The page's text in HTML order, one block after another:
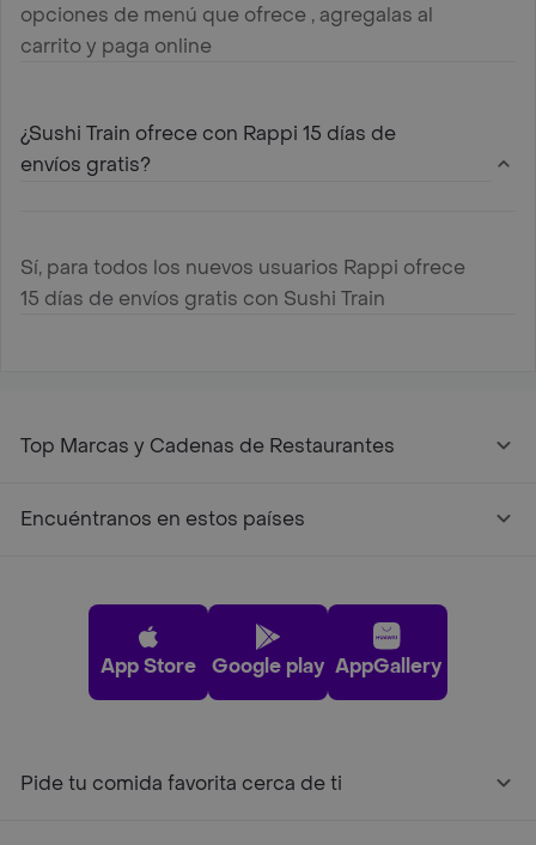
opciones de menú que ofrece , agregalas al
carrito y paga online
¿Sushi Train ofrece con Rappi 15 días de
envíos gratis?
Sí, para todos los nuevos usuarios Rappi ofrece
15 días de envíos gratis con Sushi Train
Top Marcas y Cadenas de Restaurantes
Encuéntranos en estos países
App Store Google play AppGallery
Pide tu comida favorita cerca de ti